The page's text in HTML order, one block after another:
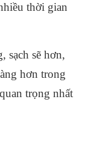
thời gian
sạch sẽ hơn,
hơn trong
trọng nhất